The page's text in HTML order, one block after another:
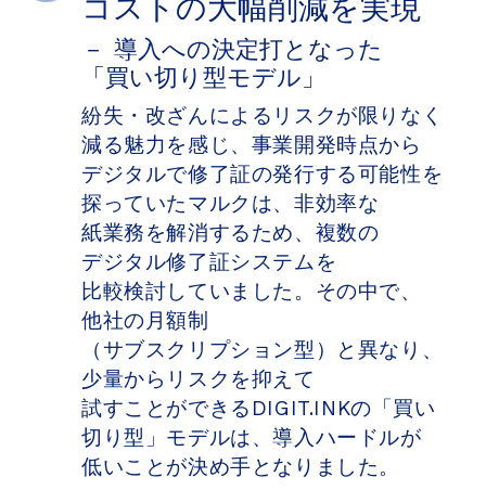
コストの​大幅削減を​実現
－ 導入への​決定打と​なった​
「買い​切り型モデル」
紛失・​​改ざんに​​よる​​リスクが​​限りなく​​
減る​​魅力を​​感じ、​​事業開発時点から​​
デジタルで​​修了証の​​発行する​​​可能性を​​
探っていた​​マルクは、​​非効率な​​
紙業務を​​解消する​​ため、​​複数の​​
デジタル修了証システムを​​
比較検討していました。​​その​​中で、​​
他社の​​月額制​​
（サブスクリプション型）と​​異なり、​​
少量から​​リスクを​​抑えて​​
試すことができる​​DIGIT.INKの​​​「買い​​
切り型」​​モデルは、​​導入ハードルが​​
低いことが​​決め手と​​なりました。